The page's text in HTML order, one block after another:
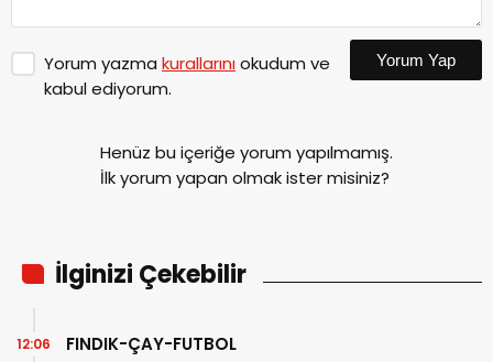
Yorum yazma kurallarınıokudum ve
kabul ediyorum.
Yorum Yap
Henüz bu içeriğe yorum yapılmamış.
İlk yorum yapan olmak ister misiniz?
İlginizi Çekebilir
FINDIK-ÇAY-FUTBOL
12:06